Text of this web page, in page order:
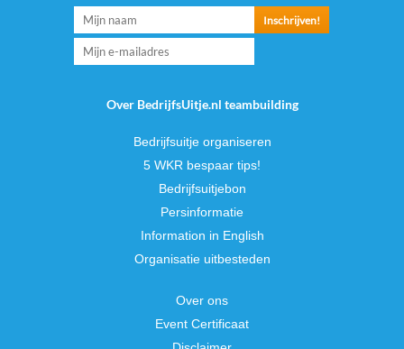
Over BedrijfsUitje.nl teambuilding
Bedrijfsuitje organiseren
5 WKR bespaar tips!
Bedrijfsuitjebon
Persinformatie
Information in English
Organisatie uitbesteden
Over ons
Event Certificaat